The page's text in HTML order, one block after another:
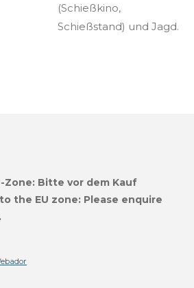
(Schießkino,
Schießstand) und Jagd.
Zone: Bitte vor dem Kauf
the EU zone: Please enquire